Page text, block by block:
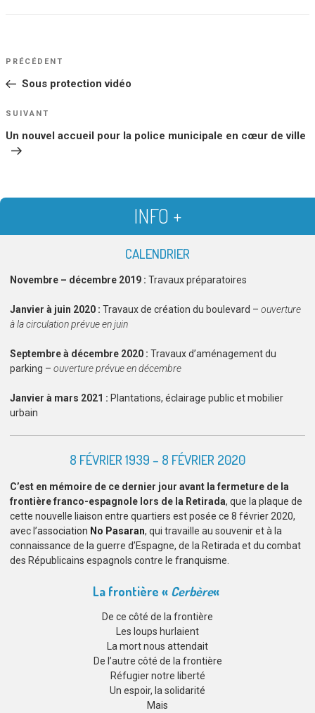
NAVIGATION
DE
Article
PRÉCÉDENT
Sous protection vidéo
Article
SUIVANT
Un nouvel accueil pour la police municipale en cœur de ville
INFO +
CALENDRIER
Novembre – décembre 2019 : Travaux préparatoires
Janvier à juin 2020 : Travaux de création du boulevard – ouverture
à la circulation prévue en juin
Septembre à décembre 2020 : Travaux d’aménagement du
parking – ouverture prévue en décembre
Janvier à mars 2021 : Plantations, éclairage public et mobilier
urbain
8 FÉVRIER 1939 – 8 FÉVRIER 2020
C’est en mémoire de ce dernier jour avant la fermeture de la
frontièrefranco-espagnole lors de la Retirada, que la plaque de
cette nouvelle liaison entre quartiers est posée ce 8 février 2020,
avec l’association No Pasaran, qui travaille au souvenir et à la
connaissance de la guerre d’Espagne, de la Retirada et du combat
des Républicains espagnols contre le franquisme.
La frontière « Cerbère«
De ce côté de la frontière
Les loups hurlaient
La mort nous attendait
De l’autre côté de la frontière
Réfugier notre liberté
Un espoir, la solidarité
Mais